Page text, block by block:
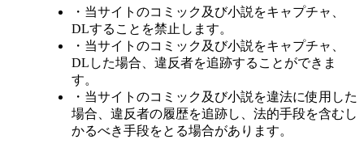
・当サイトのコミック及び小説をキャプチャ、
DLすることを禁止します。
・当サイトのコミック及び小説をキャプチャ、
DLした場合、違反者を追跡することができま
す。
・当サイトのコミック及び小説を違法に使用した
場合、違反者の履歴を追跡し、法的手段を含むし
かるべき手段をとる場合があります。